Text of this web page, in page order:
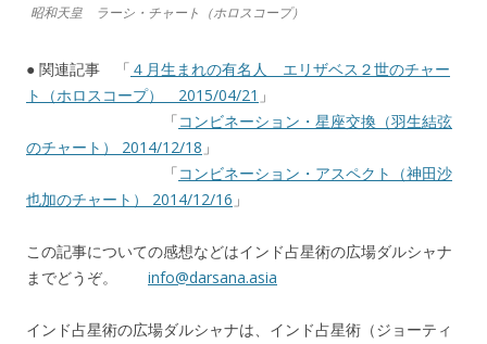
昭和天皇 ラーシ・チャート（ホロスコープ）
● 関連記事 「 ４月生まれの有名人 エリザベス２世のチャー
ト（ホロスコープ） 2015/04/21 」
「コンビネーション・星座交換（羽生結弦
のチャート） 2014/12/18 」
「コンビネーション・アスペクト（神田沙
也加のチャート） 2014/12/16 」
この記事についての感想などはインド占星術の広場ダルシャナ
までどうぞ。 info@darsana.asia
インド占星術の広場ダルシャナは、インド占星術（ジョーティ